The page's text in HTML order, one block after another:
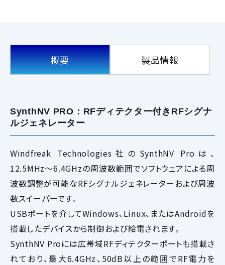
概要 製品情報
SynthNV PRO：RFディテクター付きRFシグナ
ルジェネレーター
Windfreak Technologies社のSynthNV Proは、
12.5MHz～6.4GHzの周波数範囲でソフトウェアによる周
波数調整が可能なRFシグナルジェネレーターおよび周波
数スイーパーです。
USBポートを介してWindows、Linux、またはAndroidを
搭載したデバイスから制御および給電されます。
SynthNV Proには広帯域RFディテクターポートも搭載さ
れており、最大6.4GHz、50dB以上の範囲でRF電力を